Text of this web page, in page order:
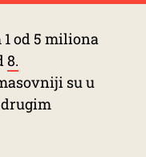
od 5 miliona
8.
su u
drugim